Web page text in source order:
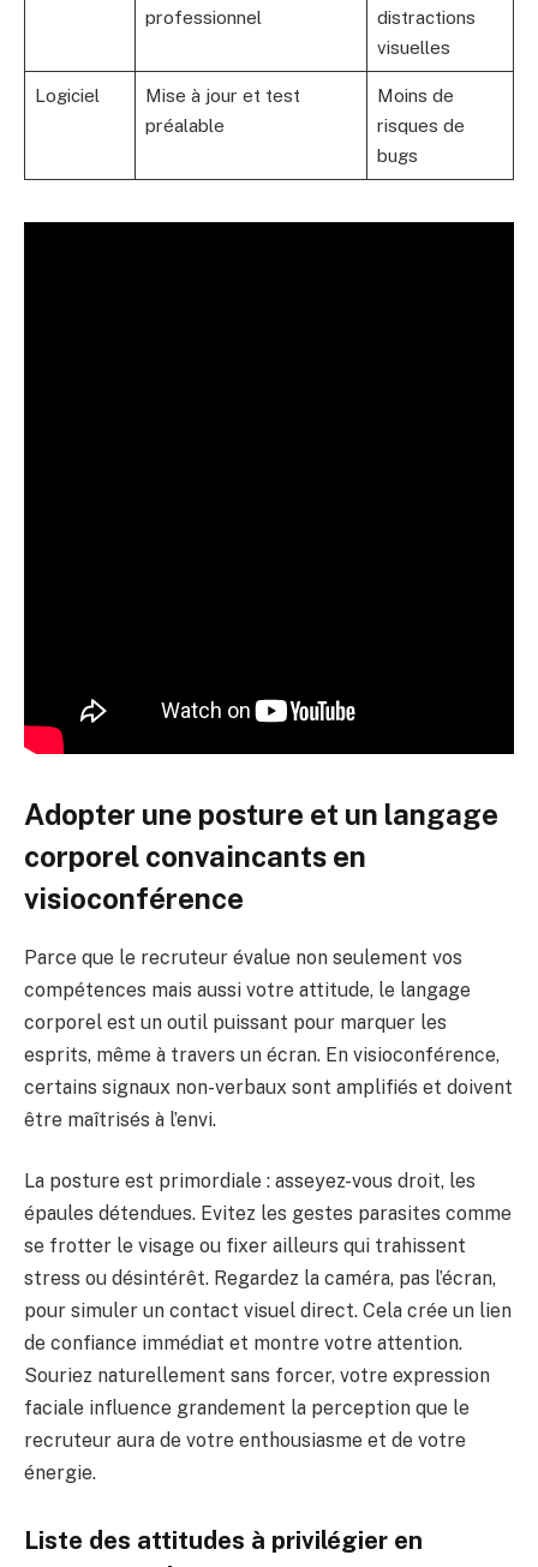
professionnel
distractions
visuelles
Logiciel
Mise à jour et test
préalable
Moins de
risques de
bugs
Adopter une posture et un langage
corporel convaincants en
visioconférence
Parce que le recruteur évalue non seulement vos
compétences mais aussi votre attitude, le langage
corporel est un outil puissant pour marquer les
esprits, même à travers un écran. En visioconférence,
certains signaux non-verbaux sont amplifiés et doivent
être maîtrisés à l’envi.
La posture est primordiale : asseyez-vous droit, les
épaules détendues. Evitez les gestes parasites comme
se frotter le visage ou fixer ailleurs qui trahissent
stress ou désintérêt. Regardez la caméra, pas l’écran,
pour simuler un contact visuel direct. Cela crée un lien
de confiance immédiat et montre votre attention.
Souriez naturellement sans forcer, votre expression
faciale influence grandement la perception que le
recruteur aura de votre enthousiasme et de votre
énergie.
Liste des attitudes à privilégier en